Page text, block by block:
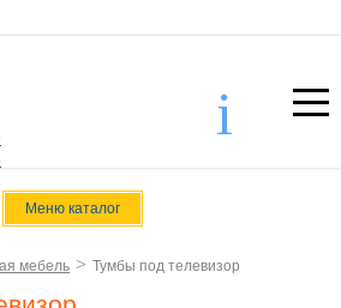
i
Меню каталог
мебель > Тумбы под телевизор